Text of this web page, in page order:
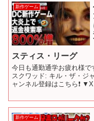
新作ゲーム
スティス・リーグ
今日も通勤通学お疲れ様で
スクワッド: キル・ザ・ジ
ャンネル登録はこちら❗️
新作ゲーム